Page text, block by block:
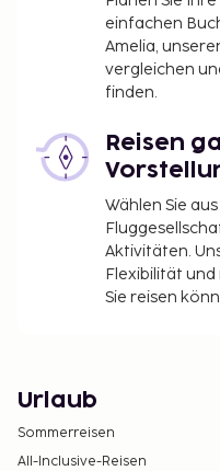
einfachen
Amelia,
vergleichen
finden.
Reisen
Wählen Sie
Aktivitäten.
Flexibilität
Sie reisen
Urlaub
Sommerreisen
All-Inclusive-Reisen